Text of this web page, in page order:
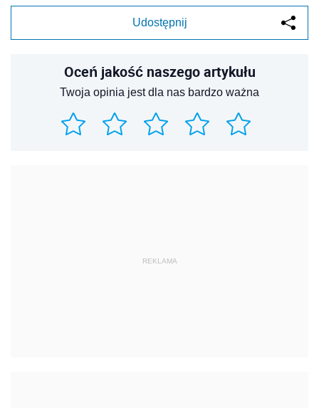
Udostępnij
Oceń jakość naszego artykułu
Twoja opinia jest dla nas bardzo ważna
REKLAMA